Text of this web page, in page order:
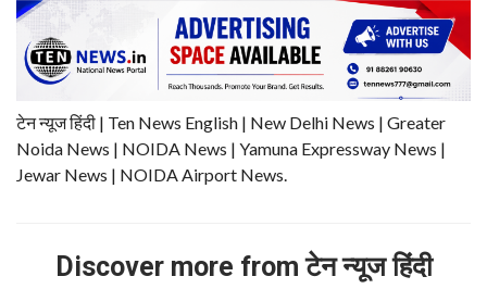
टेन न्यूज हिंदी | Ten News English | New Delhi News | Greater
Noida News | NOIDA News | Yamuna Expressway News |
Jewar News | NOIDA Airport News.
Discover more from टेन न्यूज हिंदी